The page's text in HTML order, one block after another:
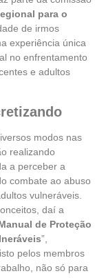
para o
de irmos
experiência única
no enfrentamento
e adultos
modos nas
realizando
a perceber a
combate ao abuso
vulneráveis.
daí a
de Proteção
”,
pelos membros
não só para